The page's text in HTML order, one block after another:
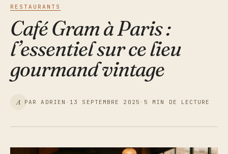
Contact
Newsletter
RESTAURANTS
Café Gram à Paris :
l’essentiel sur ce lieu
gourmand vintage
A PAR ADRIEN · 13 SEPTEMBRE 2025 · 5 MIN DE LECTURE